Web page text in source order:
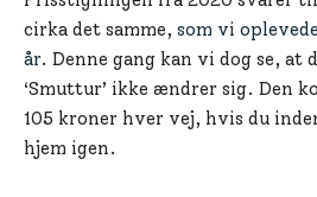
cirka det samme, som vi
år. Denne gang kan vi dog se, at
‘Smuttur’ ikke ændrer sig. Den
105 kroner hver vej, hvis du
hjem igen.